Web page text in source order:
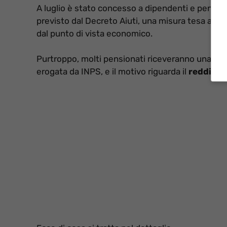
A luglio è stato concesso a dipendenti e
previsto dal Decreto Aiuti, una misura tesa a
dal punto di vista economico.
Purtroppo, molti pensionati riceveranno una
erogata da INPS, e il motivo riguarda il reddito.